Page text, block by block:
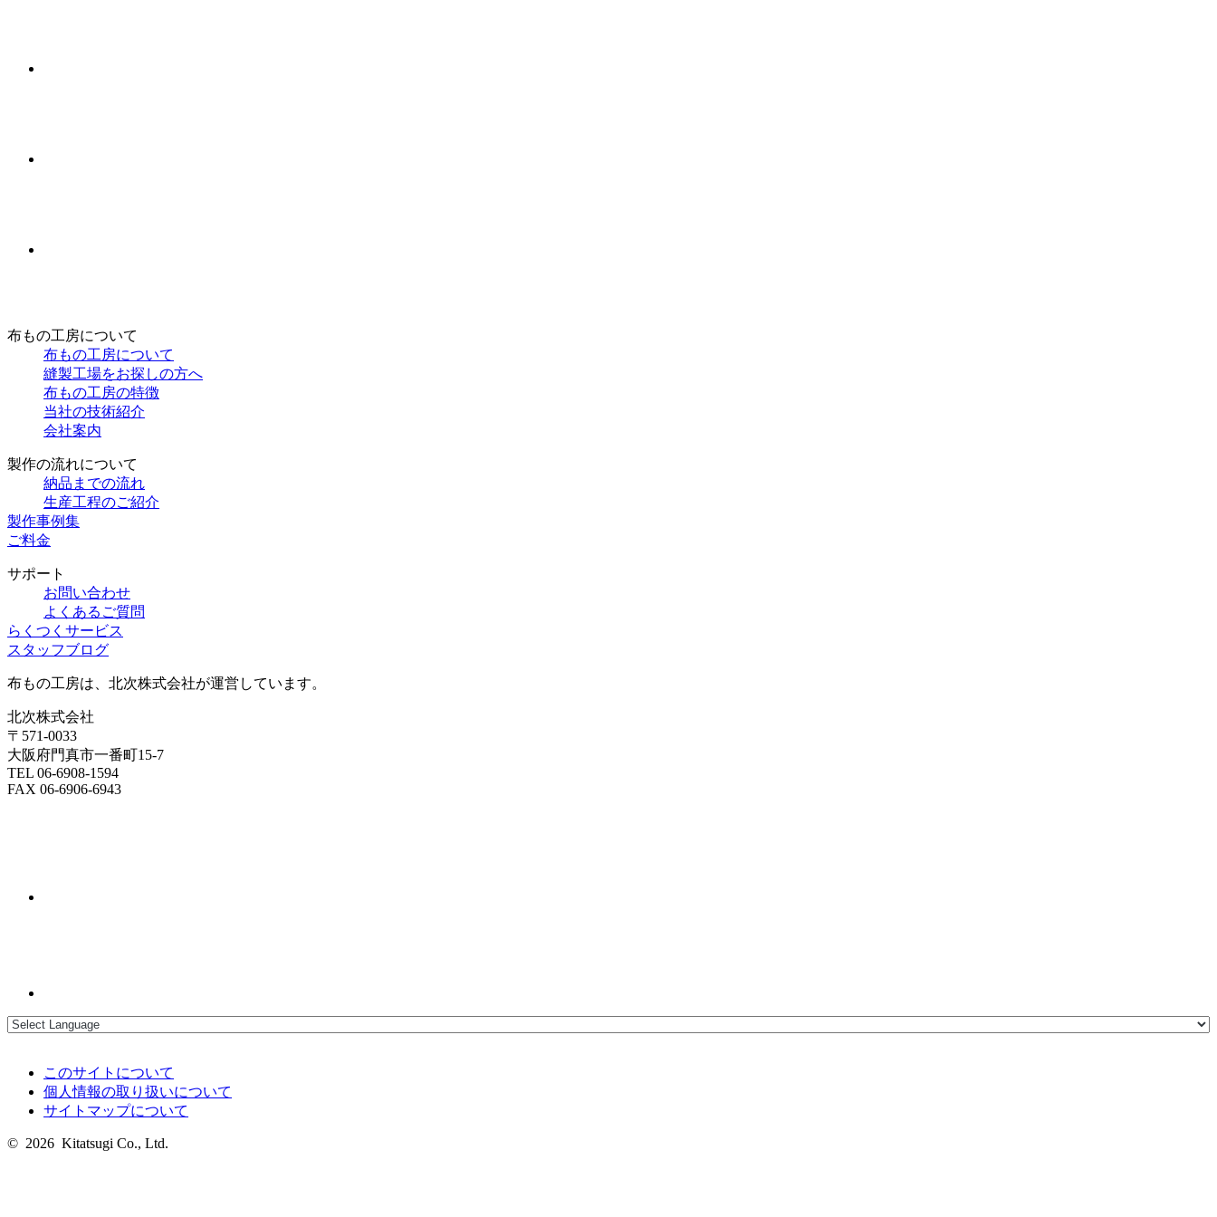
布もの工房について
布もの工房について
縫製工場をお探しの方へ
布もの工房の特徴
当社の技術紹介
会社案内
製作の流れについて
納品までの流れ
生産工程のご紹介
製作事例集
ご料金
サポート
お問い合わせ
よくあるご質問
らくつくサービス
スタッフブログ
布もの工房は、北次株式会社が運営しています。
北次株式会社
〒571-0033
大阪府門真市一番町15-7
TEL 06-6908-1594
FAX 06-6906-6943
このサイトについて
個人情報の取り扱いについて
サイトマップについて
© 2026 Kitatsugi Co., Ltd.